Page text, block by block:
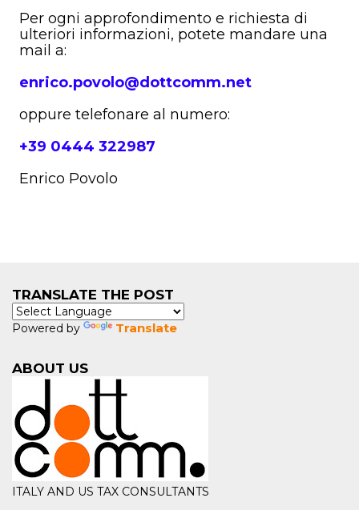
Per ogni approfondimento e richiesta di
ulteriori informazioni, potete mandare una
mail a:
enrico.povolo@dottcomm.net
oppure telefonare al numero:
+39 0444 322987
Enrico Povolo
TRANSLATE THE POST
Powered by Translate
ABOUT US
ITALY AND US TAX CONSULTANTS